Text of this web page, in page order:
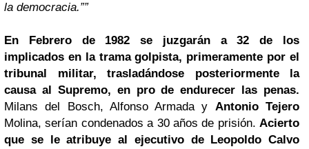
la democracia.””
En Febrero de 1982 se juzgarán a 32 de los
implicados en la trama golpista, primeramente por el
tribunal militar, trasladándose posteriormente la
causa al Supremo, en pro de endurecer las penas.
Milans del Bosch, Alfonso Armada y Antonio Tejero
Molina, serían condenados a 30 años de prisión. Acierto
que se le atribuye al ejecutivo de Leopoldo Calvo